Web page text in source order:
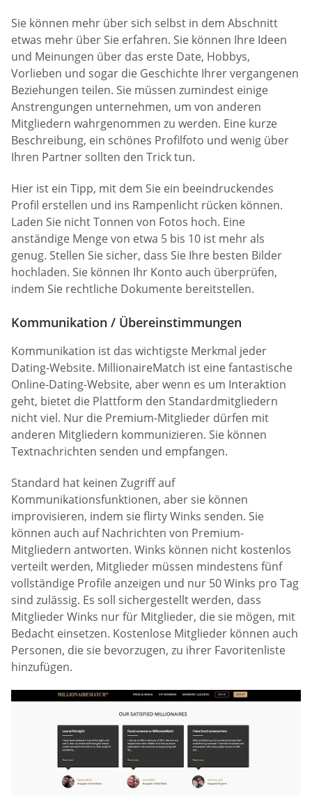
Sie können mehr über sich selbst in dem Abschnitt
etwas mehr über Sie erfahren. Sie können Ihre Ideen
und Meinungen über das erste Date, Hobbys,
Vorlieben und sogar die Geschichte Ihrer vergangenen
Beziehungen teilen. Sie müssen zumindest einige
Anstrengungen unternehmen, um von anderen
Mitgliedern wahrgenommen zu werden. Eine kurze
Beschreibung, ein schönes Profilfoto und wenig über
Ihren Partner sollten den Trick tun.
Hier ist ein Tipp, mit dem Sie ein beeindruckendes
Profil erstellen und ins Rampenlicht rücken können.
Laden Sie nicht Tonnen von Fotos hoch. Eine
anständige Menge von etwa 5 bis 10 ist mehr als
genug. Stellen Sie sicher, dass Sie Ihre besten Bilder
hochladen. Sie können Ihr Konto auch überprüfen,
indem Sie rechtliche Dokumente bereitstellen.
Kommunikation / Übereinstimmungen
Kommunikation ist das wichtigste Merkmal jeder
Dating-Website. MillionaireMatch ist eine fantastische
Online-Dating-Website, aber wenn es um Interaktion
geht, bietet die Plattform den Standardmitgliedern
nicht viel. Nur die Premium-Mitglieder dürfen mit
anderen Mitgliedern kommunizieren. Sie können
Textnachrichten senden und empfangen.
Standard hat keinen Zugriff auf
Kommunikationsfunktionen, aber sie können
improvisieren, indem sie flirty Winks senden. Sie
können auch auf Nachrichten von Premium-
Mitgliedern antworten. Winks können nicht kostenlos
verteilt werden, Mitglieder müssen mindestens fünf
vollständige Profile anzeigen und nur 50 Winks pro Tag
sind zulässig. Es soll sichergestellt werden, dass
Mitglieder Winks nur für Mitglieder, die sie mögen, mit
Bedacht einsetzen. Kostenlose Mitglieder können auch
Personen, die sie bevorzugen, zu ihrer Favoritenliste
hinzufügen.